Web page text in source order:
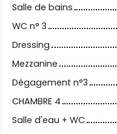
Salle de bains
WC n° 3
Dressing
Mezzanine
Dégagement n°3
CHAMBRE 4
Salle d'eau + WC